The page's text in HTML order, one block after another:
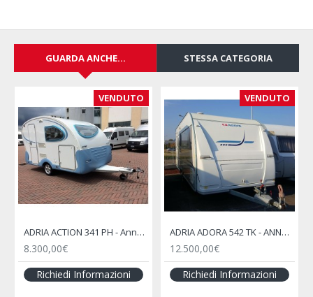
GUARDA ANCHE... STESSA CATEGORIA
VENDUTO
ADRIA ACTION 341 PH - Anno 2008
8.300,00€
Richiedi Informazioni
VENDUTO
ADRIA ADORA 542 TK - ANNO 2009
12.500,00€
Richiedi Informazioni